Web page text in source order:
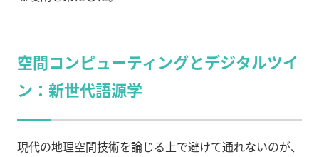
空間コンピューティングとデジタルツイ
ン：新世代語源学
現代の地理空間技術を論じる上で避けて通れないのが、